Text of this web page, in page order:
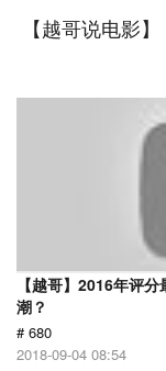
【越哥说电影】
【越哥】2016年评
潮？
# 680
2018-09-04 08:54